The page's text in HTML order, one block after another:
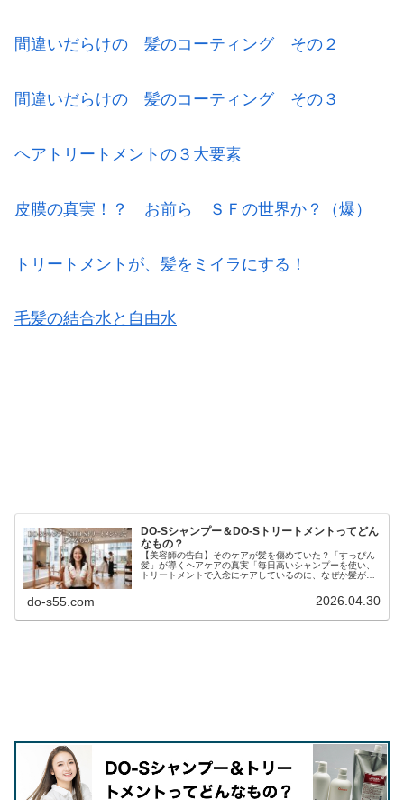
間違いだらけの 髪のコーティング その２
間違いだらけの 髪のコーティング その３
ヘアトリートメントの３大要素
皮膜の真実！？ お前ら ＳＦの世界か？（爆）
トリートメントが、髪をミイラにする！
毛髪の結合水と自由水
DO-Sシャンプー＆DO-Sトリートメントってどん
なもの？
【美容師の告白】そのケアが髪を傷めていた？「すっぴん
髪」が導くヘアケアの真実「毎日高いシャンプーを使い、
トリートメントで入念にケアしているのに、なぜか髪がパ
do-s55.com 2026.04.30